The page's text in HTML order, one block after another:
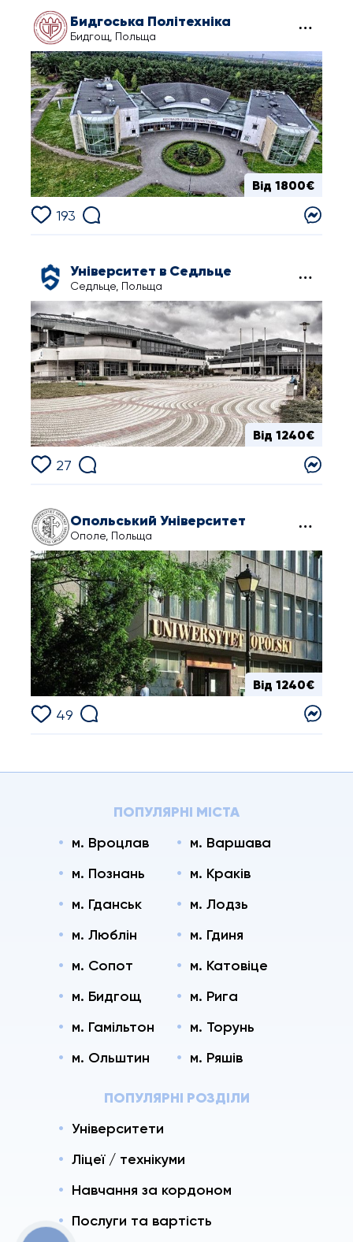
Бидгоська Політехніка
Бидгощ, Польща
Від 1800€
193
Університет в Седльце
Седльце, Польща
Від 1240€
27
Опольський Університет
Ополе, Польща
Від 1240€
49
ПОПУЛЯРНІ МІСТА
м. Вроцлав
м. Варшава
м. Познань
м. Краків
м. Гданськ
м. Лодзь
м. Люблін
м. Гдиня
м. Сопот
м. Катовіце
м. Бидгощ
м. Рига
м. Гамільтон
м. Торунь
м. Ольштин
м. Ряшів
ПОПУЛЯРНІ РОЗДІЛИ
Університети
Ліцеї / технікуми
Навчання за кордоном
Послуги та вартість